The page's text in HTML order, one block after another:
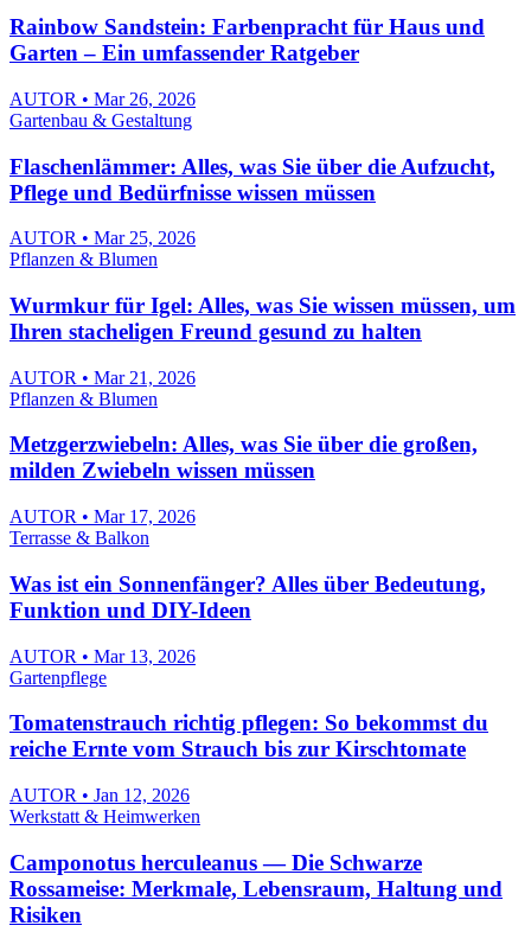
Rainbow Sandstein: Farbenpracht für Haus und
Garten – Ein umfassender Ratgeber
AUTOR • Mar 26, 2026
Gartenbau & Gestaltung
Flaschenlämmer: Alles, was Sie über die Aufzucht,
Pflege und Bedürfnisse wissen müssen
AUTOR • Mar 25, 2026
Pflanzen & Blumen
Wurmkur für Igel: Alles, was Sie wissen müssen, um
Ihren stacheligen Freund gesund zu halten
AUTOR • Mar 21, 2026
Pflanzen & Blumen
Metzgerzwiebeln: Alles, was Sie über die großen,
milden Zwiebeln wissen müssen
AUTOR • Mar 17, 2026
Terrasse & Balkon
Was ist ein Sonnenfänger? Alles über Bedeutung,
Funktion und DIY-Ideen
AUTOR • Mar 13, 2026
Gartenpflege
Tomatenstrauch richtig pflegen: So bekommst du
reiche Ernte vom Strauch bis zur Kirschtomate
AUTOR • Jan 12, 2026
Werkstatt & Heimwerken
Camponotus herculeanus — Die Schwarze
Rossameise: Merkmale, Lebensraum, Haltung und
Risiken